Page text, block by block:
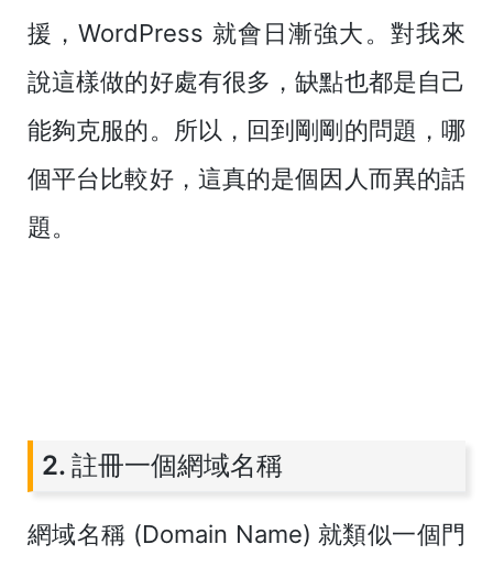
援，WordPress 就會日漸強大。對我來
說這樣做的好處有很多，缺點也都是自己
能夠克服的。所以，回到剛剛的問題，哪
個平台比較好，這真的是個因人而異的話
題。
2. 註冊一個網域名稱
網域名稱 (Domain Name) 就類似一個門